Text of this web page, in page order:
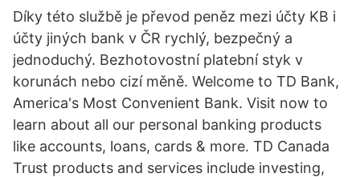
Díky této službě je převod peněz mezi účty KB i
účty jiných bank v ČR rychlý, bezpečný a
jednoduchý. Bezhotovostní platební styk v
korunách nebo cizí měně. Welcome to TD Bank,
America's Most Convenient Bank. Visit now to
learn about all our personal banking products
like accounts, loans, cards & more. TD Canada
Trust products and services include investing,